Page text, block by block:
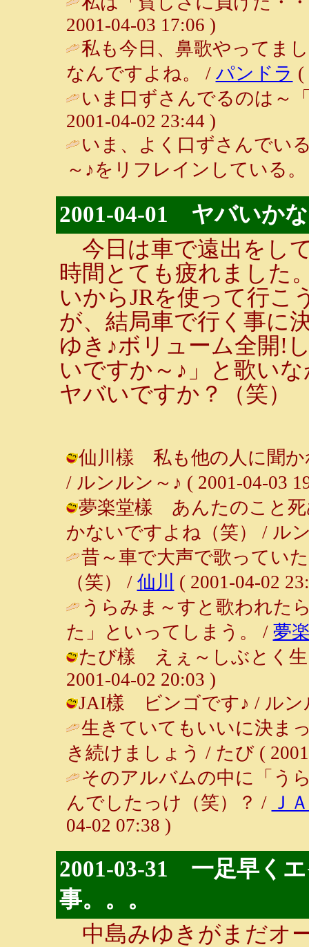
2001-04-03 17:06 )
私も今日、鼻歌やってま
なんですよね。 / パンドラ (
いま口ずさんでるのは～
2001-04-02 23:44 )
いま、よく口ずさんでい
～♪をリフレインしている
2001-04-01 ヤバいか
今日は車で遠出をし
時間とても疲れました
いからJRを使って行こ
が、結局車で行く事に
ゆき♪ボリューム全開!
いですか～♪」と歌い
ヤバいですか？（笑）
仙川樣 私も他の人に聞か
/ ルンルン～♪ ( 2001-04-03
夢楽堂樣 あんたのこと死
かないですよね（笑） / ル
昔～車で大声で歌ってい
（笑） / 仙川
( 2001-04-02
うらみま～すと歌われた
た」といってしまう。 / 夢
たび樣 えぇ～しぶとく生
2001-04-02 20:03 )
JAI樣 ビンゴです♪ / ルン
生きていてもいいに決ま
き続けましょう / たび (
そのアルバムの中に「う
んでしたっけ（笑）？ / Ｊ
04-02 07:38 )
2001-03-31 一足早く
事。。。
中島みゆきがまだオ